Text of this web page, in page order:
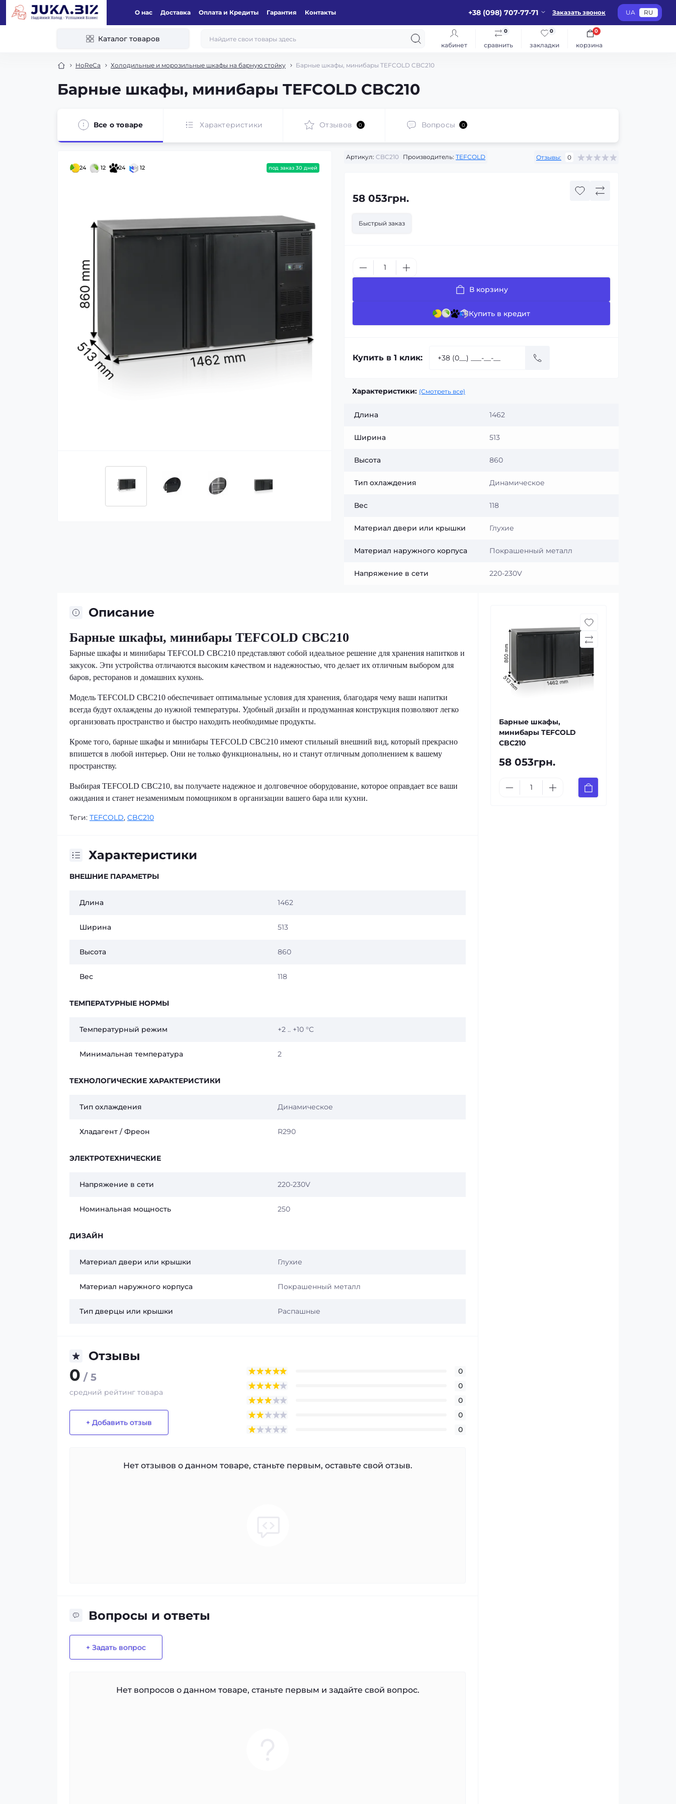
О нас Доставка Оплата и Кредиты Гарантия Контакты +38 (098) 707-77-71 Заказать звонок UA RU
Каталог товаров
кабинет сравнить
0
закладки
0
корзина
0
HoReCa Холодильные и морозильные шкафы на барную стойку Барные шкафы, минибары TEFCOLD CBC210
Барные шкафы, минибары TEFCOLD CBC210
Все о товаре Характеристики Отзывов 0 Вопросы 0
24 12 24 12 под заказ 30 дней
Артикул: CBC210 Производитель: TEFCOLD Отзывы: 0
58 053грн.
Быстрый заказ
В корзину
Купить в кредит
Купить в 1 клик:
Характеристики: (Смотреть все)
Длина 1462
Ширина 513
Высота 860
Тип охлаждения Динамическое
Вес 118
Материал двери или крышки Глухие
Материал наружного корпуса Покрашенный металл
Напряжение в сети 220-230V
Описание
Барные шкафы, минибары TEFCOLD CBC210
Барные шкафы и минибары TEFCOLD CBC210 представляют собой идеальное решение для хранения напитков и
закусок. Эти устройства отличаются высоким качеством и надежностью, что делает их отличным выбором для
баров, ресторанов и домашних кухонь.
Модель TEFCOLD CBC210 обеспечивает оптимальные условия для хранения, благодаря чему ваши напитки
всегда будут охлаждены до нужной температуры. Удобный дизайн и продуманная конструкция позволяют легко
организовать пространство и быстро находить необходимые продукты.
Кроме того, барные шкафы и минибары TEFCOLD CBC210 имеют стильный внешний вид, который прекрасно
впишется в любой интерьер. Они не только функциональны, но и станут отличным дополнением к вашему
пространству.
Выбирая TEFCOLD CBC210, вы получаете надежное и долговечное оборудование, которое оправдает все ваши
ожидания и станет незаменимым помощником в организации вашего бара или кухни.
Теги: TEFCOLD, CBC210
Характеристики
ВНЕШНИЕ ПАРАМЕТРЫ
Длина 1462
Ширина 513
Высота 860
Вес 118
ТЕМПЕРАТУРНЫЕ НОРМЫ
Температурный режим +2 .. +10 °C
Минимальная температура 2
ТЕХНОЛОГИЧЕСКИЕ ХАРАКТЕРИСТИКИ
Тип охлаждения Динамическое
Хладагент / Фреон R290
ЭЛЕКТРОТЕХНИЧЕСКИЕ
Напряжение в сети 220-230V
Номинальная мощность 250
ДИЗАЙН
Материал двери или крышки Глухие
Материал наружного корпуса Покрашенный металл
Тип дверцы или крышки Распашные
Отзывы
0 / 5
средний рейтинг товара
+ Добавить отзыв
0
0
0
0
0
Нет отзывов о данном товаре, станьте первым, оставьте свой отзыв.
Вопросы и ответы
+ Задать вопрос
Нет вопросов о данном товаре, станьте первым и задайте свой вопрос.
Барные шкафы,
минибары TEFCOLD
CBC210
58 053грн.